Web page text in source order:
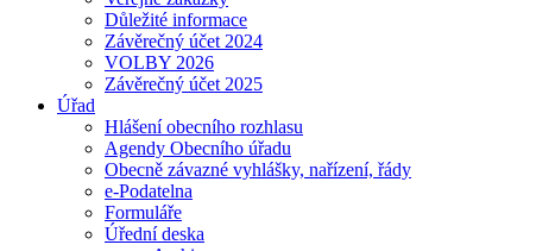
Důležité informace
Závěrečný účet 2024
VOLBY 2026
Závěrečný účet 2025
Úřad
Hlášení obecního rozhlasu
Agendy Obecního úřadu
Obecně závazné vyhlášky, nařízení, řády
e-Podatelna
Formuláře
Úřední deska